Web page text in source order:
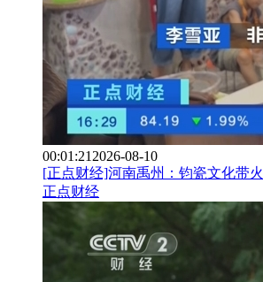
00:01:21 2026-08-10
[正点财经]河南禹州：钧瓷文化带
正点财经